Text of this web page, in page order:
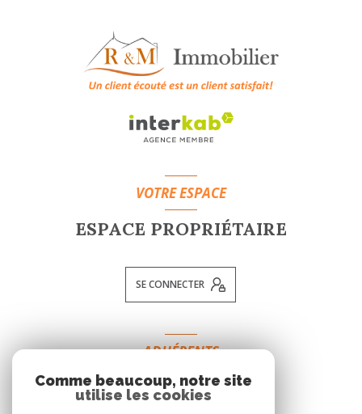
VOTRE ESPACE
ESPACE PROPRIÉTAIRE
SE CONNECTER
ADHÉRENTS
NOUS ADHÉRONS
Comme beaucoup, notre site
utilise les cookies